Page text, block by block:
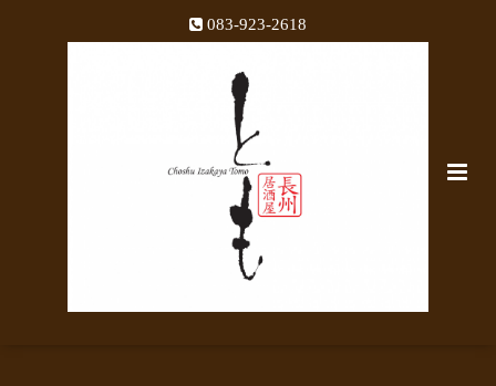
083-923-2618